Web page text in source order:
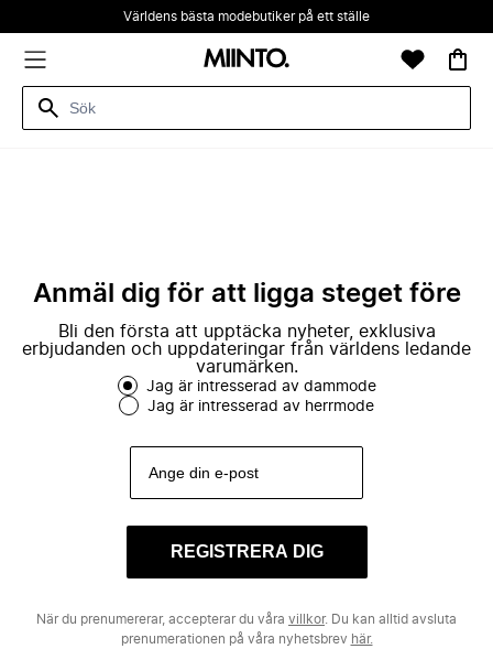
Världens bästa modebutiker på ett ställe
Anmäl dig för att ligga steget före
Bli den första att upptäcka nyheter, exklusiva
erbjudanden och uppdateringar från världens ledande
varumärken.
Jag är intresserad av dammode
Jag är intresserad av herrmode
REGISTRERA DIG
När du prenumererar, accepterar du våra villkor. Du kan alltid avsluta
prenumerationen på våra nyhetsbrev här.